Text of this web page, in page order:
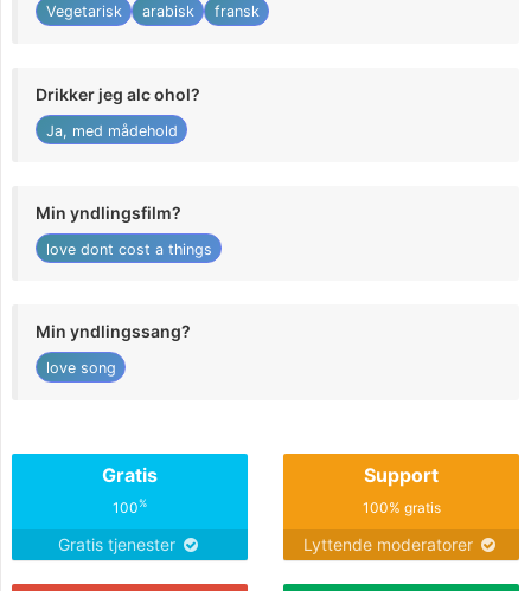
Vegetarisk arabisk fransk
Drikker jeg alc ohol?
Ja, med mådehold
Min yndlingsfilm?
love dont cost a things
Min yndlingssang?
love song
Gratis
100%
Gratis tjenester
Support
100% gratis
Lyttende moderatorer